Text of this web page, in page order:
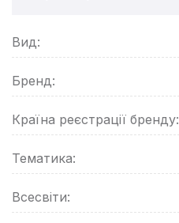
Вид:
Бренд:
Країна реєстрації бренду:
Тематика:
Всесвіти: